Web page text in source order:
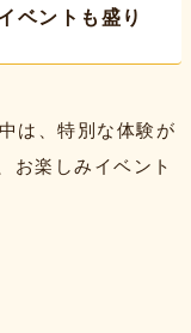
ベントも盛り
は、特別な体験が
お楽しみイベント